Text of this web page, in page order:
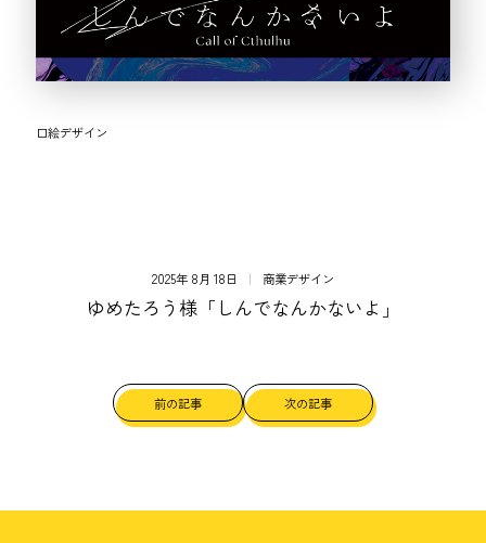
口絵デザイン
2025年 8月 18日 商業デザイン
ゆめたろう様「しんでなんかないよ」
前の記事 次の記事